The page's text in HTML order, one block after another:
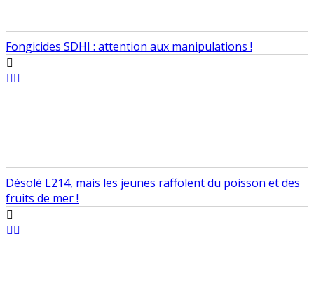
Fongicides SDHI : attention aux manipulations !
Désolé L214, mais les jeunes raffolent du poisson et des
fruits de mer !